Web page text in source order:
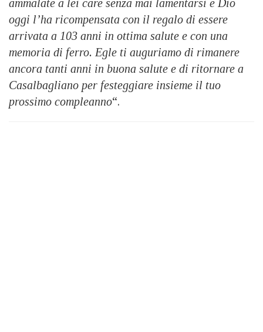
ammalate a lei care senza mai lamentarsi e Dio
oggi l’ha ricompensata con il regalo di essere
arrivata a 103 anni in ottima salute e con una
memoria di ferro. Egle ti auguriamo di rimanere
ancora tanti anni in buona salute e di ritornare a
Casalbagliano per festeggiare insieme il tuo
prossimo compleanno“.